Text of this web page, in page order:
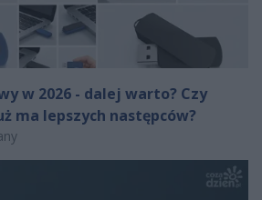
w 2026 - dalej warto? Czy
ma lepszych następców?